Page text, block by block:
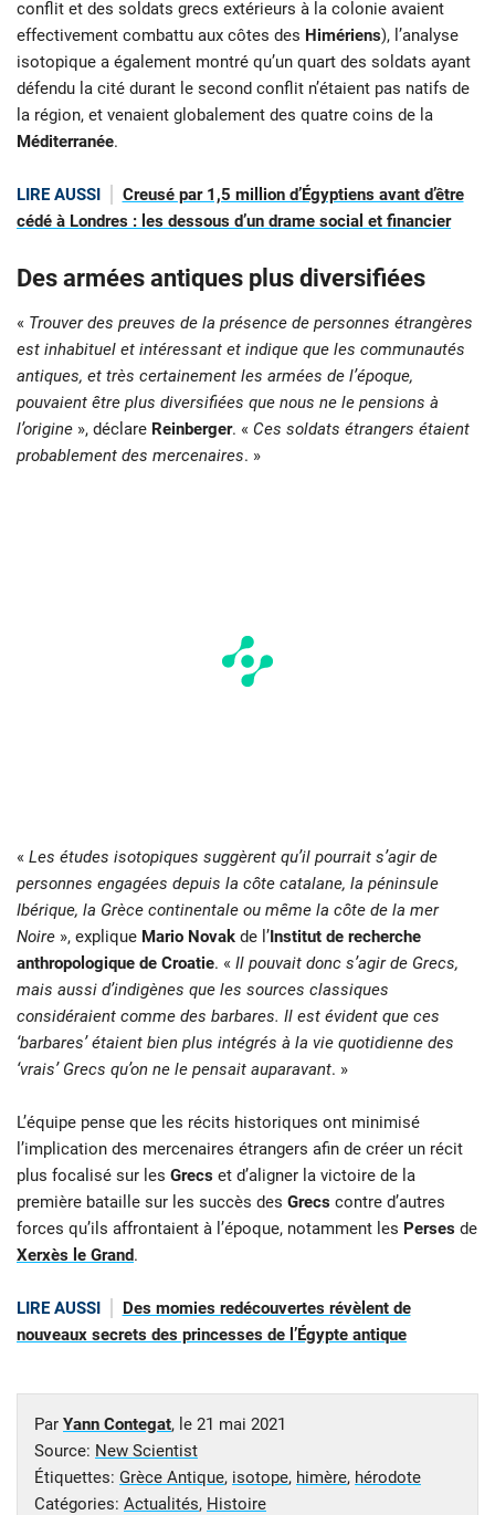
conflit et des soldats grecs extérieurs à la colonie avaient
effectivement combattu aux côtes des Himériens), l’analyse
isotopique a également montré qu’un quart des soldats ayant
défendu la cité durant le second conflit n’étaient pas natifs de
la région, et venaient globalement des quatre coins de la
Méditerranée.
LIRE AUSSI
Creusé par 1,5 million d’Égyptiens avant d’être
cédé à Londres : les dessous d’un drame social et financier
Des armées antiques plus diversifiées
« Trouver des preuves de la présence de personnes étrangères
est inhabituel et intéressant et indique que les communautés
antiques, et très certainement les armées de l’époque,
pouvaient être plus diversifiées que nous ne le pensions à
l’origine », déclare Reinberger. « Ces soldats étrangers étaient
probablement des mercenaires. »
« Les études isotopiques suggèrent qu’il pourrait s’agir de
personnes engagées depuis la côte catalane, la péninsule
Ibérique, la Grèce continentale ou même la côte de la mer
Noire », explique Mario Novak de l’ Institut de recherche
anthropologique de Croatie. « Il pouvait donc s’agir de Grecs,
mais aussi d’indigènes que les sources classiques
considéraient comme des barbares. Il est évident que ces
‘barbares’ étaient bien plus intégrés à la vie quotidienne des
‘vrais’ Grecs qu’on ne le pensait auparavant. »
L’équipe pense que les récits historiques ont minimisé
l’implication des mercenaires étrangers afin de créer un récit
plus focalisé sur les Grecs et d’aligner la victoire de la
première bataille sur les succès des Grecs contre d’autres
forces qu’ils affrontaient à l’époque, notamment les Perses de
Xerxès le Grand.
LIRE AUSSI
Des momies redécouvertes révèlent de
nouveaux secrets des princesses de l’Égypte antique
Par Yann Contegat, le 21 mai 2021
Source: New Scientist
Étiquettes: Grèce Antique, isotope, himère, hérodote
Catégories: Actualités, Histoire